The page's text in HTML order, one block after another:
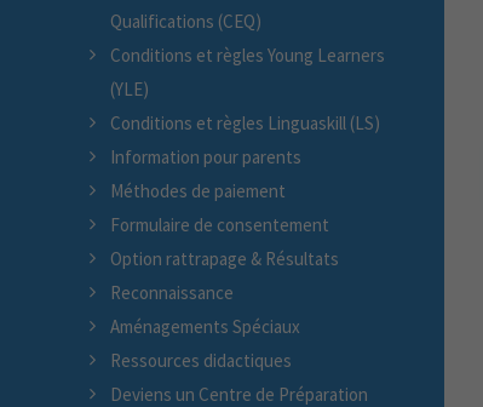
Qualifications (CEQ)
Conditions et règles Young Learners
(YLE)
Conditions et règles Linguaskill (LS)
Information pour parents
Méthodes de paiement
Formulaire de consentement
Option rattrapage & Résultats
Reconnaissance
Aménagements Spéciaux
Ressources didactiques
Deviens un Centre de Préparation